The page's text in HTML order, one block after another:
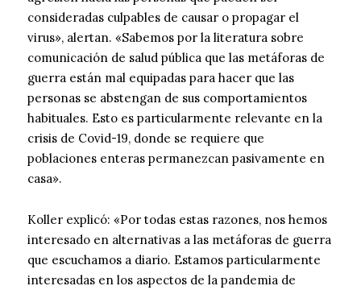
consideradas culpables de causar o propagar el
virus», alertan. «Sabemos por la literatura sobre
comunicación de salud pública que las metáforas de
guerra están mal equipadas para hacer que las
personas se abstengan de sus comportamientos
habituales. Esto es particularmente relevante en la
crisis de Covid-19, donde se requiere que
poblaciones enteras permanezcan pasivamente en
casa».
Koller explicó: «Por todas estas razones, nos hemos
interesado en alternativas a las metáforas de guerra
que escuchamos a diario. Estamos particularmente
interesadas ​​en los aspectos de la pandemia de